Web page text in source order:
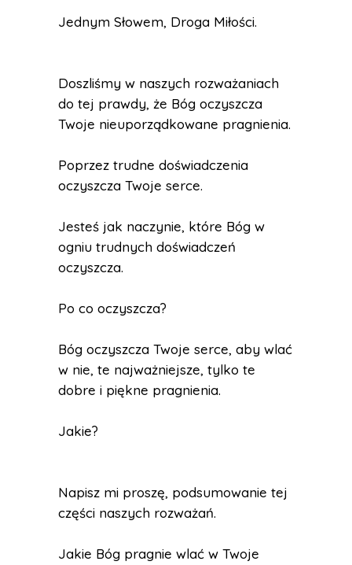
Jednym Słowem, Droga Miłości.
Doszliśmy w naszych rozważaniach
do tej prawdy, że Bóg oczyszcza
Twoje nieuporządkowane pragnienia.
Poprzez trudne doświadczenia
oczyszcza Twoje serce.
Jesteś jak naczynie, które Bóg w
ogniu trudnych doświadczeń
oczyszcza.
Po co oczyszcza?
Bóg oczyszcza Twoje serce, aby wlać
w nie, te najważniejsze, tylko te
dobre i piękne pragnienia.
Jakie?
Napisz mi proszę, podsumowanie tej
części naszych rozważań.
Jakie Bóg pragnie wlać w Twoje